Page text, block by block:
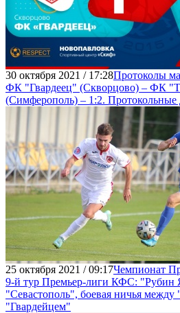
30 октября 2021 / 17:28Протоколы
ФК "Гвардеец" (Скворцово) – ФК
(Симферополь) – 1:2. Протокольные
25 октября 2021 / 09:17Чемпионат
9-й тур Премьер-лиги КФС: "Рубин
"Севастополь", боевая ничья
"Гвардейцем"